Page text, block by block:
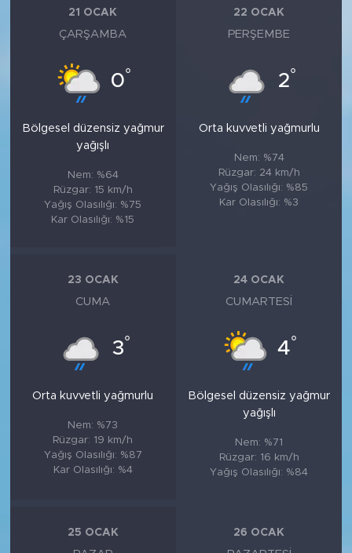
21 OCAK
ÇARŞAMBA
0°
Bölgesel düzensiz yağmur
yağışlı
Nem: %64
Rüzgar: 15 km/h
Yağış Olasılığı: %75
Kar Olasılığı: %15
22 OCAK
PERŞEMBE
2°
Orta kuvvetli yağmurlu
Nem: %74
Rüzgar: 24 km/h
Yağış Olasılığı: %85
Kar Olasılığı: %3
23 OCAK
CUMA
3°
Orta kuvvetli yağmurlu
Nem: %73
Rüzgar: 19 km/h
Yağış Olasılığı: %87
Kar Olasılığı: %4
24 OCAK
CUMARTESI
4°
Bölgesel düzensiz yağmur
yağışlı
Nem: %71
Rüzgar: 16 km/h
Yağış Olasılığı: %84
25 OCAK 26 OCAK